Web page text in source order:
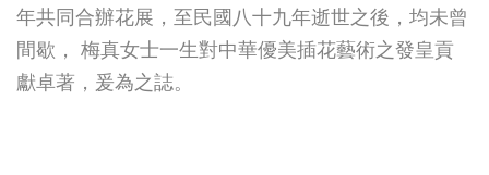
年共同合辦花展，至民國八十九年逝世之後，均未曾
間歇， 梅真女士一生對中華優美插花藝術之發皇貢
獻卓著，爰為之誌。